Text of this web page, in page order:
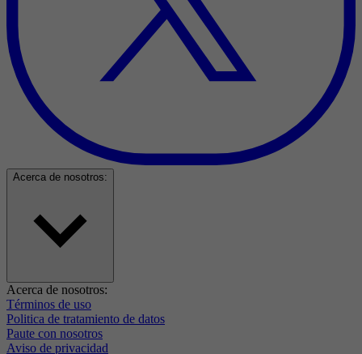
Acerca de nosotros:
Acerca de nosotros:
Términos de uso
Politica de tratamiento de datos
Paute con nosotros
Aviso de privacidad